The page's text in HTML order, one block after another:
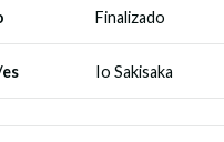
Finalizado
Io Sakisaka